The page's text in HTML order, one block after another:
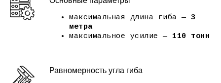
максимальная длина гиба — 3
метра
максимальное усилие — 110 тонн
Равномерность угла гиба
универсальный метод холодного
деформирования, который позволяет
превращать плоский лист в жесткое
объемное изделие без сварных швов и
лишних соединений. Мы работаем на
так и с миниатюрными деталями для
приборов.